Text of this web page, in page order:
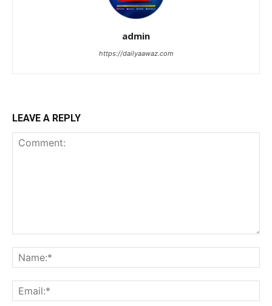
admin
https://dailyaawaz.com
LEAVE A REPLY